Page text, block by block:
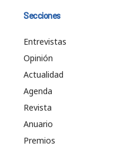
Secciones
Entrevistas
Opinión
Actualidad
Agenda
Revista
Anuario
Premios